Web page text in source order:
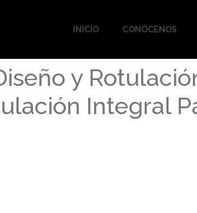
INICIO CONÓCENOS
y
Integral